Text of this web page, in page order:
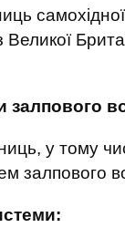
залпового
у тому
залпового